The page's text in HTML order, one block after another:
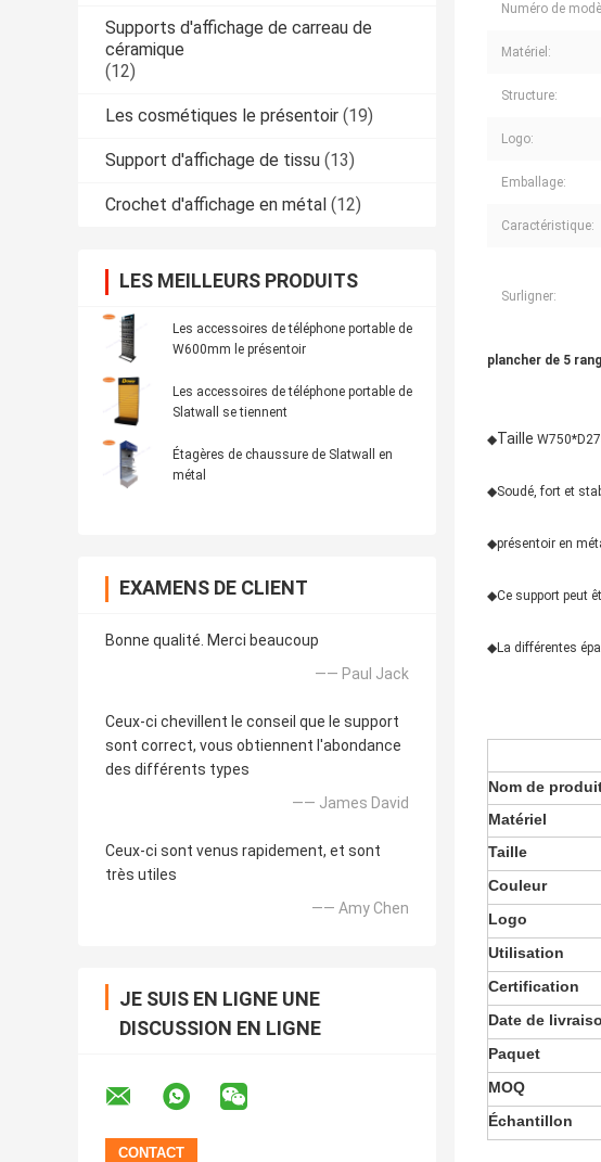
Supports d'affichage de carreau de
céramique
(12)
Les cosmétiques le présentoir (19)
Support d'affichage de tissu (13)
Crochet d'affichage en métal (12)
LES MEILLEURS PRODUITS
Les accessoires de téléphone portable de
W600mm le présentoir
Les accessoires de téléphone portable de
Slatwall se tiennent
Étagères de chaussure de Slatwall en
métal
EXAMENS DE CLIENT
Bonne qualité. Merci beaucoup
—— Paul Jack
Ceux-ci chevillent le conseil que le support
sont correct, vous obtiennent l'abondance
des différents types
—— James David
Ceux-ci sont venus rapidement, et sont
très utiles
—— Amy Chen
JE SUIS EN LIGNE UNE
DISCUSSION EN LIGNE
Numéro de
Matériel:
Structure:
Logo:
Emballage:
Caractéristique:
Surligner:
plancher de 5
◆Taille
◆Soudé, fort et
◆présentoir en
◆Ce support peut
◆La différentes
Nom de
Matériel
Taille
Couleur
Logo
Utilisation
Certification
Date de
Paquet
MOQ
Échantillon